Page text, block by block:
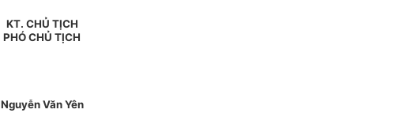
KT. CHỦ TỊCH
PHÓ CHỦ TỊCH
Nguyễn Văn Yên